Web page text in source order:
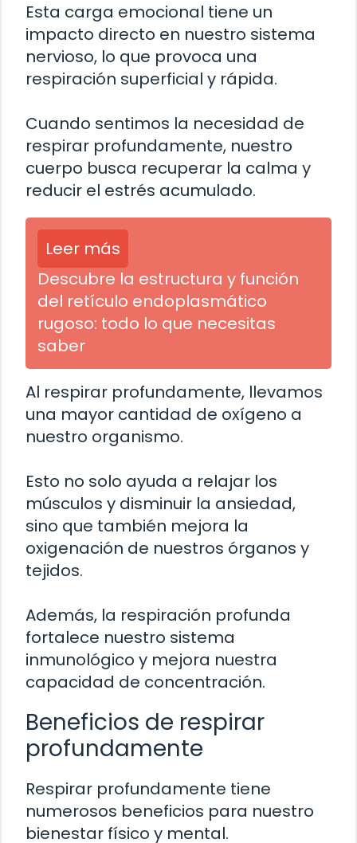
Esta carga emocional tiene un
impacto directo en nuestro sistema
nervioso, lo que provoca una
respiración superficial y rápida.
Cuando sentimos la necesidad de
respirar profundamente, nuestro
cuerpo busca recuperar la calma y
reducir el estrés acumulado.
Leer más
Descubre la estructura y función
del retículo endoplasmático
rugoso: todo lo que necesitas
saber
Al respirar profundamente, llevamos
una mayor cantidad de oxígeno a
nuestro organismo.
Esto no solo ayuda a relajar los
músculos y disminuir la ansiedad,
sino que también mejora la
oxigenación de nuestros órganos y
tejidos.
Además, la respiración profunda
fortalece nuestro sistema
inmunológico y mejora nuestra
capacidad de concentración.
Beneficios de respirar
profundamente
Respirar profundamente tiene
numerosos beneficios para nuestro
bienestar físico y mental.